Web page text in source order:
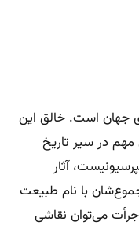
جهان است. خالق این
در سیر تاریخ
آثار
با نام طبیعت
می‌توان نقاشی